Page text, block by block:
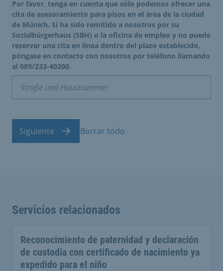
Por favor, tenga en cuenta que sólo podemos ofrecer una
cita de asesoramiento para pisos en el área de la ciudad
de Múnich. Si ha sido remitido a nosotros por su
Sozialbürgerhaus (SBH) o la oficina de empleo y no puede
reservar una cita en línea dentro del plazo establecido,
póngase en contacto con nosotros por teléfono llamando
al 089/233-40200.
Siguiente Borrar todo
Servicios relacionados
Reconocimiento de paternidad y declaración
de custodia con certificado de nacimiento ya
expedido para el niño